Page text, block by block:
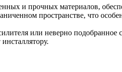
и прочных материалов,
пространстве, что
или неверно